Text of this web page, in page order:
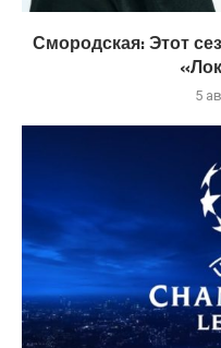
Смородская: Этот
5